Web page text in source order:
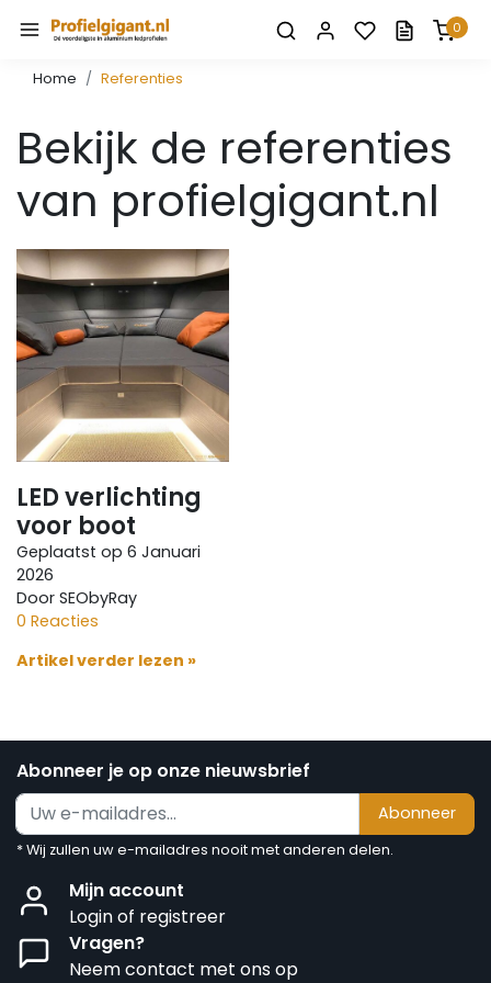
0
Home Referenties
Bekijk de referenties
van profielgigant.nl
LED verlichting
voor boot
Geplaatst op 6 Januari
2026
Door SEObyRay
0 Reacties
Artikel verder lezen »
Abonneer je op onze nieuwsbrief
Abonneer
* Wij zullen uw e-mailadres nooit met anderen delen.
Mijn account
Login of registreer
Vragen?
Neem contact met ons op